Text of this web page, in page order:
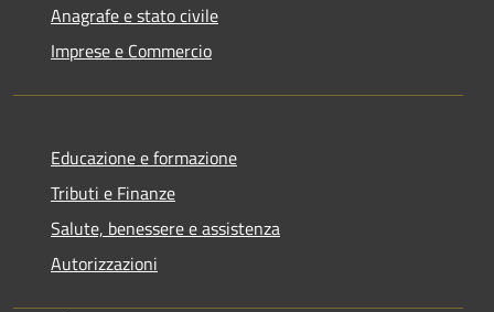
Anagrafe e stato civile
Imprese e Commercio
Educazione e formazione
Tributi e Finanze
Salute, benessere e assistenza
Autorizzazioni